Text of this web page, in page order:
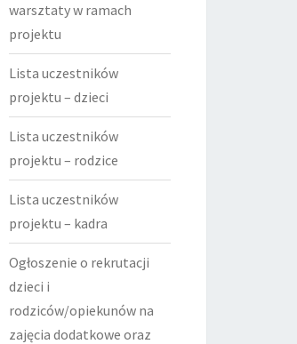
warsztaty w ramach
projektu
Lista uczestników
projektu – dzieci
Lista uczestników
projektu – rodzice
Lista uczestników
projektu – kadra
Ogłoszenie o rekrutacji
dzieci i
rodziców/opiekunów na
zajęcia dodatkowe oraz